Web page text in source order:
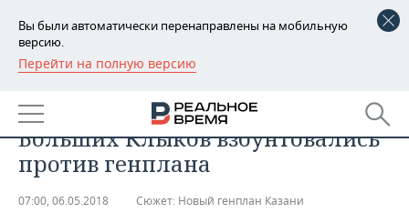
Вы были автоматически перенаправлены на мобильную
версию.
Перейти на полную версию
РЕГИОНЫ
БАШКОРТОСТАН
ТАТАРСТАН
НОВОСТИ
АНАЛИТИКА
Дорога раздора: жители
Больших Клыков взбунтовались
против генплана
07:00, 06.05.2018 Сюжет: Новый генплан Казани